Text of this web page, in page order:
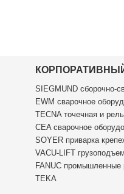
SIEGMUND cборочно-
EWM сварочное
TECNA точечная и
CEA сварочное
SOYER приварка
VACU-LIFT
FANUC промышленные
TEKA